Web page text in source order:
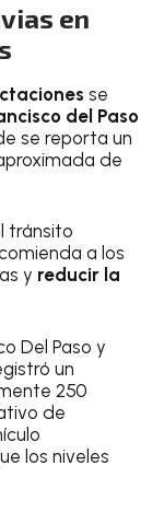
en
se
del Paso
se reporta un
de
tránsito
a los
y reducir la
Del Paso y
un
250
de
los niveles